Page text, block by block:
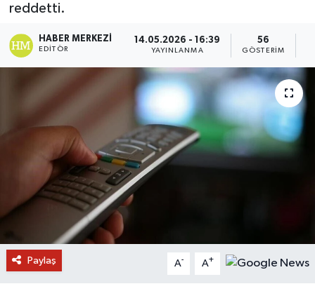
reddetti.
HABER MERKEZI
EDITÖR
14.05.2026 - 16:39
YAYINLANMA
56
GÖSTERIM
Paylaş A- A+